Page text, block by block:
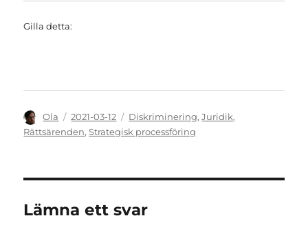
Gilla detta:
Författare
Ola
Publicerat
den
2021-03-12 Kategorier
Diskriminering,Juridik,
Rättsärenden,Strategisk processföring
Lämna ett svar